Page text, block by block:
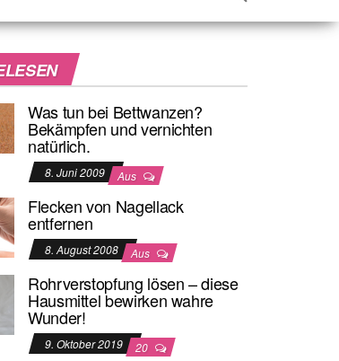
Was tun bei Bettwanzen?
Bekämpfen und vernichten
natürlich.
8. Juni 2009 Aus
Flecken von Nagellack
entfernen
8. August 2008 Aus
Rohrverstopfung lösen – diese
Hausmittel bewirken wahre
Wunder!
9. Oktober 2019 20